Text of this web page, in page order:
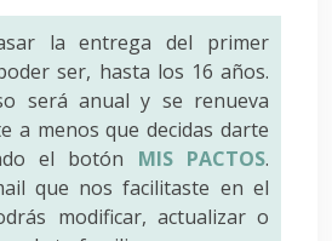
la entrega del primer
ser, hasta los 16 años.
será anual y se renueva
a menos que decidas darte
el botón MIS PACTOS.
que nos facilitaste en el
modificar, actualizar o